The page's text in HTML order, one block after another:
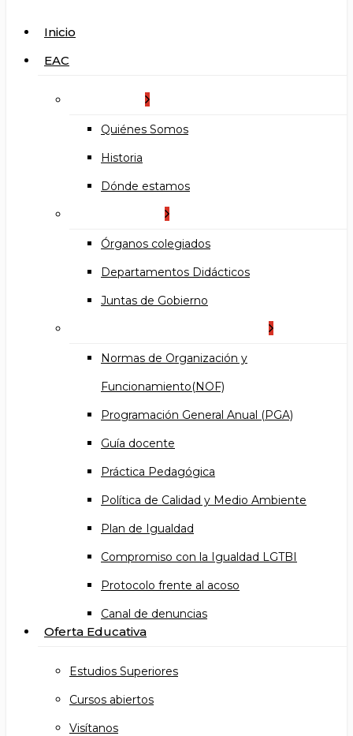
search
Menu
Inicio
EAC
Quiénes Somos
Historia
Dónde estamos
Órganos colegiados
Departamentos Didácticos
Juntas de Gobierno
Normas de Organización y
Funcionamiento(NOF)
Programación General Anual (PGA)
Guía docente
Práctica Pedagógica
Política de Calidad y Medio Ambiente
Plan de Igualdad
Compromiso con la Igualdad LGTBI
Protocolo frente al acoso
Canal de denuncias
Oferta Educativa
Estudios Superiores
Cursos abiertos
Visítanos